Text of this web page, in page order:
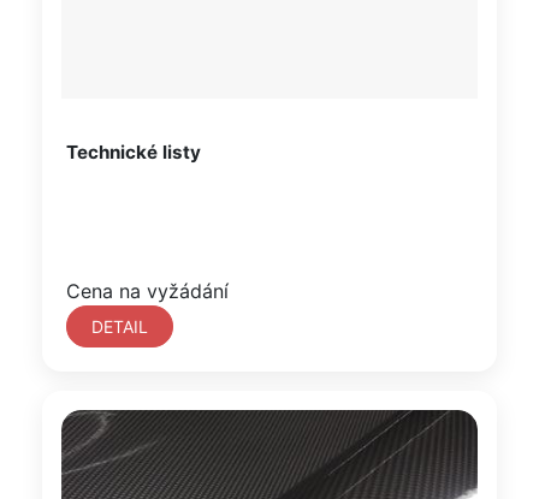
Technické listy
Cena na vyžádání
DETAIL